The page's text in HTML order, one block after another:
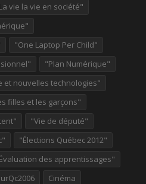
vie la vie en société"
"One Laptop Per Child"
"Plan Numérique"
et nouvelles technologies"
filles et les garçons"
"Vie de député"
"Élections Québec 2012"
des apprentissages"
Cinéma